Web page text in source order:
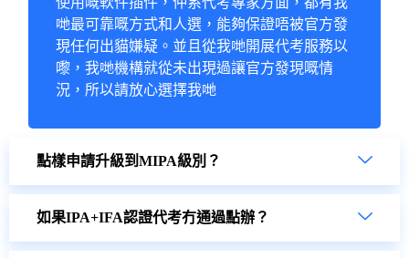
哋最可靠嘅方式和人選，能夠保證唔被官方發
現任何出貓嫌疑。並且從我哋開展代考服務以
嚟，我哋機構就從未出現過讓官方發現嘅情
況，所以請放心選擇我哋
點樣申請升級到MIPA級別？
如果IPA+IFA認證代考冇通過點辦？